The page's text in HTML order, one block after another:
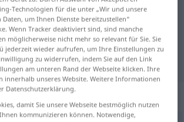
für "absichtlich"
Niederländisch
Technologien für die unter „Wir und unsere
um Ihnen Dienste bereitzustellen“
Wenn Tracker deaktiviert sind, sind manche
möglicherweise nicht mehr so relevant für Sie. Sie
jederzeit wieder aufrufen, um Ihre Einstellungen zu
zu widerrufen, indem Sie auf den Link
am unteren Rand der Webseite klicken. Ihre
innerhalb unseres Website. Weitere Informationen
Datenschutzerklärung.
damit Sie unsere Webseite bestmöglich nutzen
kommunizieren können. Notwendige,